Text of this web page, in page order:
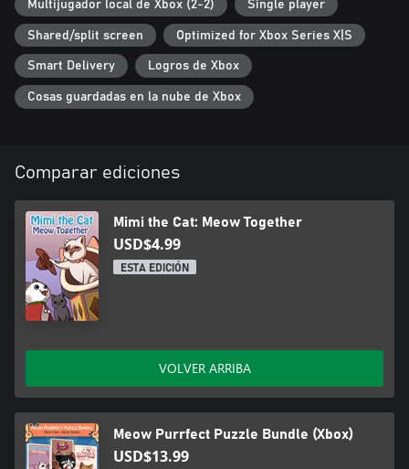
Multijugador local de Xbox (2-2) Single player
Shared/split screen Optimized for Xbox Series X|S
Smart Delivery Logros de Xbox
Cosas guardadas en la nube de Xbox
Comparar ediciones
Mimi the Cat: Meow Together
USD$4.99
ESTA EDICIÓN
VOLVER ARRIBA
Meow Purrfect Puzzle Bundle (Xbox)
USD$13.99